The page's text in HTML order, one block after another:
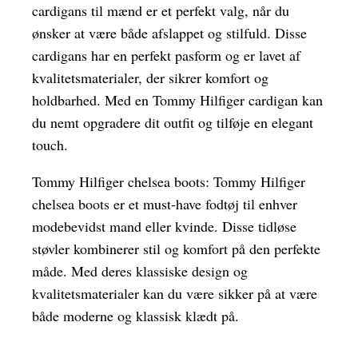
cardigans til mænd er et perfekt valg, når du
ønsker at være både afslappet og stilfuld. Disse
cardigans har en perfekt pasform og er lavet af
kvalitetsmaterialer, der sikrer komfort og
holdbarhed. Med en Tommy Hilfiger cardigan kan
du nemt opgradere dit outfit og tilføje en elegant
touch.
Tommy Hilfiger chelsea boots: Tommy Hilfiger
chelsea boots er et must-have fodtøj til enhver
modebevidst mand eller kvinde. Disse tidløse
støvler kombinerer stil og komfort på den perfekte
måde. Med deres klassiske design og
kvalitetsmaterialer kan du være sikker på at være
både moderne og klassisk klædt på.